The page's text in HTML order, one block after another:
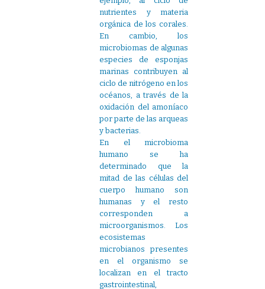
nutrientes y materia
orgánica de los corales.
En cambio, los
microbiomas de algunas
especies de esponjas
marinas contribuyen al
ciclo de nitrógeno en los
océanos, a través de la
oxidación del amoníaco
por parte de las arqueas
y bacterias.
En el microbioma
humano se ha
determinado que la
mitad de las células del
cuerpo humano son
humanas y el resto
corresponden a
microorganismos. Los
ecosistemas
microbianos presentes
en el organismo se
localizan en el tracto
gastrointestinal,